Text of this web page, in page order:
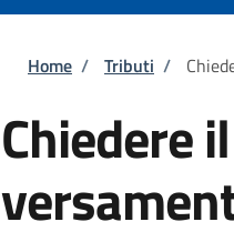
Briciole di
Home / Tributi /
Chiedere